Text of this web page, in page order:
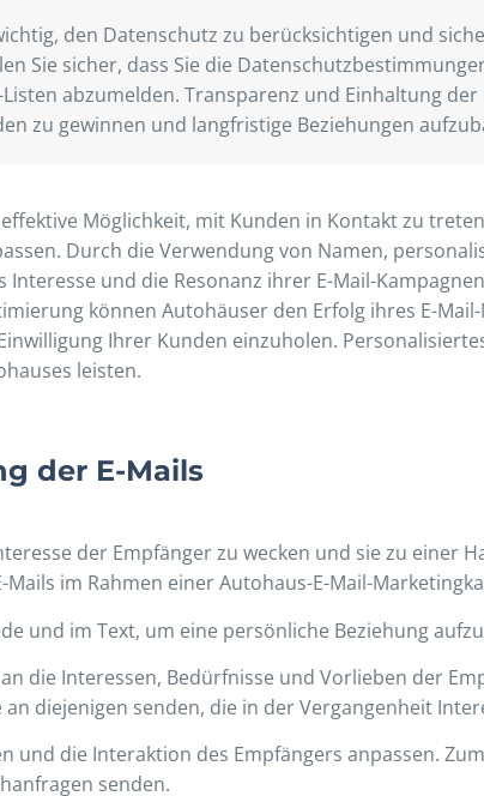
den Datenschutz zu berücksichtigen und
Sie sicher, dass Sie die
abzumelden. Transparenz und Einhaltung
zu gewinnen und langfristige Beziehungen
Möglichkeit, mit Kunden in Kontakt zu
Durch die Verwendung von Namen,
und die Resonanz ihrer E-Mail-
können Autohäuser den Erfolg ihres E-
Ihrer Kunden einzuholen.
leisten.
der E-Mails
der Empfänger zu wecken und sie zu einer
im Rahmen einer Autohaus-E-Mail-
und im Text, um eine persönliche Beziehung
die Interessen, Bedürfnisse und Vorlieben der
diejenigen senden, die in der Vergangenheit
und die Interaktion des Empfängers anpassen.
senden.